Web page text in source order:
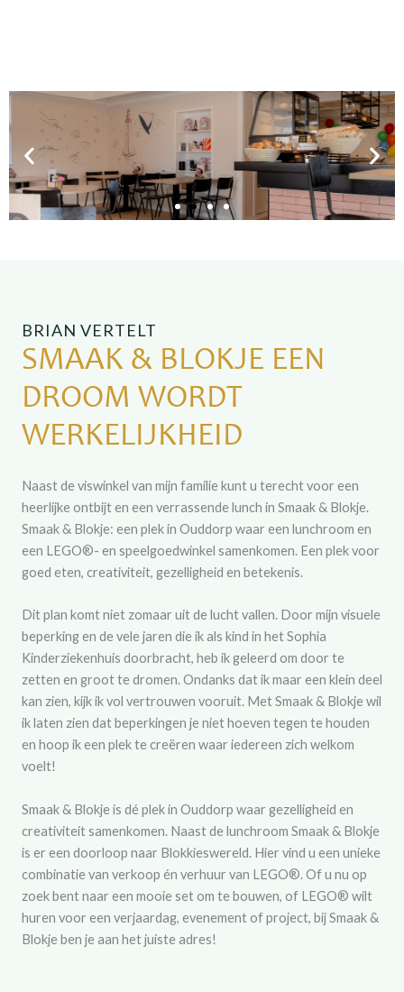
BRIAN VERTELT
SMAAK & BLOKJE EEN
DROOM WORDT
WERKELIJKHEID
Naast de viswinkel van mijn familie kunt u terecht voor een
heerlijke ontbijt en een verrassende lunch in Smaak & Blokje.
Smaak & Blokje: een plek in Ouddorp waar een lunchroom en
een LEGO®- en speelgoedwinkel samenkomen. Een plek voor
goed eten, creativiteit, gezelligheid en betekenis.
Dit plan komt niet zomaar uit de lucht vallen. Door mijn visuele
beperking en de vele jaren die ik als kind in het Sophia
Kinderziekenhuis doorbracht, heb ik geleerd om door te
zetten en groot te dromen. Ondanks dat ik maar een klein deel
kan zien, kijk ik vol vertrouwen vooruit. Met Smaak & Blokje wil
ik laten zien dat beperkingen je niet hoeven tegen te houden
en hoop ik een plek te creëren waar iedereen zich welkom
voelt!
Smaak & Blokje is dé plek in Ouddorp waar gezelligheid en
creativiteit samenkomen. Naast de lunchroom Smaak & Blokje
is er een doorloop naar Blokkieswereld. Hier vind u een unieke
combinatie van verkoop én verhuur van LEGO®. Of u nu op
zoek bent naar een mooie set om te bouwen, of LEGO® wilt
huren voor een verjaardag, evenement of project, bij Smaak &
Blokje ben je aan het juiste adres!